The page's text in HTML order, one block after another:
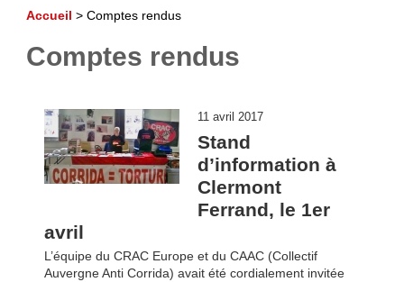
Accueil > Comptes rendus
Comptes rendus
11 avril 2017
Stand
d’information à
Clermont
Ferrand, le 1er
avril
L’équipe du CRAC Europe et du CAAC (Collectif
Auvergne Anti Corrida) avait été cordialement invitée